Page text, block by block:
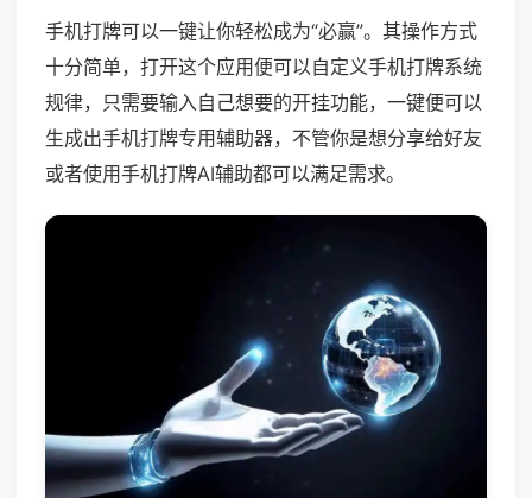
手机打牌可以一键让你轻松成为“必赢”。其操作方式
十分简单，打开这个应用便可以自定义手机打牌系统
规律，只需要输入自己想要的开挂功能，一键便可以
生成出手机打牌专用辅助器，不管你是想分享给好友
或者使用手机打牌AI辅助都可以满足需求。